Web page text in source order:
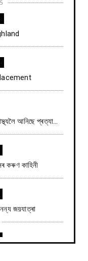
আনিছে প্ৰত্যা...
কৰুণ কাহিনী
জয়যাত্ৰা